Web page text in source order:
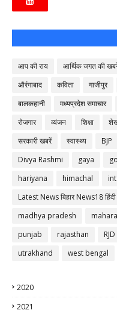
आप की राय आर्थिक जगत की
औरंगाबाद
कविता गाजीपुर
बालकहानी
मध्यप्रदेश समाचार
रोजगार
व्यंजन शिक्षा
सरकारी खबरें
स्वास्थ्य BJP
Divya Rashmi
gaya
hariyana
himachal
Latest News बिहार News18 हिंदी
madhya pradesh
punjab
rajasthan RJD
utrakhand
west bengal
2020
2021